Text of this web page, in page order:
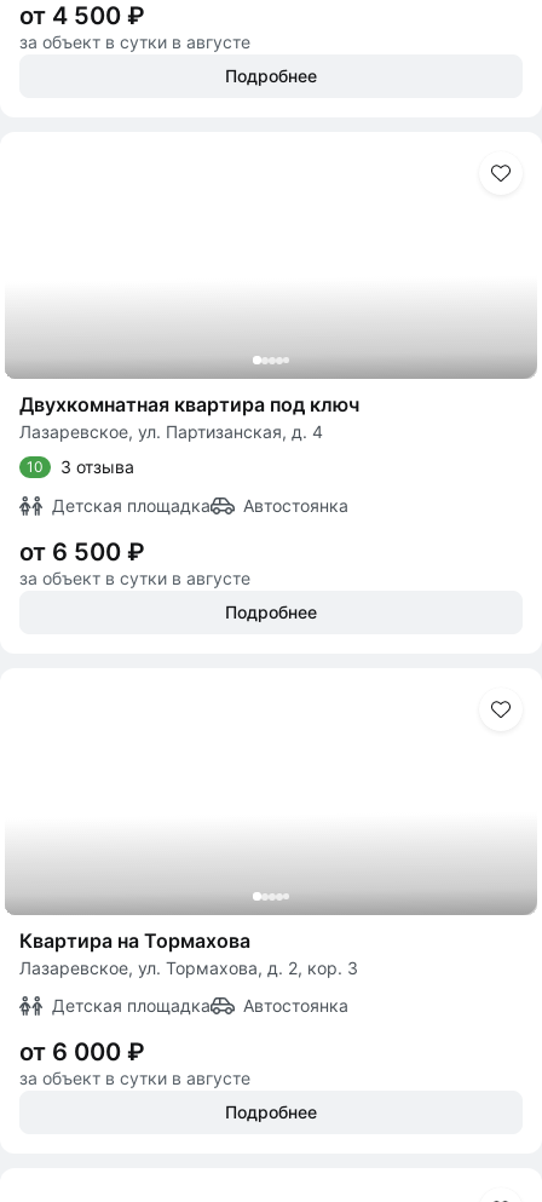
от 4 500 ₽
за объект в сутки в августе
Подробнее
Двухкомнатная квартира под ключ
Лазаревское, ул. Партизанская, д. 4
10
3 отзыва
Детская площадка
Автостоянка
от 6 500 ₽
за объект в сутки в августе
Подробнее
Квартира на Тормахова
Лазаревское, ул. Тормахова, д. 2, кор. 3
Детская площадка
Автостоянка
от 6 000 ₽
за объект в сутки в августе
Подробнее